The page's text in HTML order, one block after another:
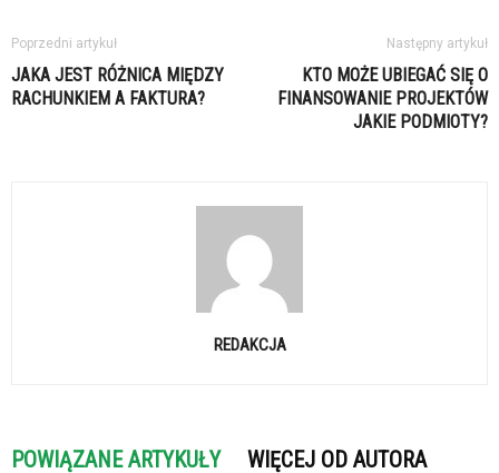
Poprzedni artykuł
JAKA JEST RÓŻNICA MIĘDZY
RACHUNKIEM A FAKTURA?
Następny artykuł
KTO MOŻE UBIEGAĆ SIĘ O
FINANSOWANIE PROJEKTÓW
JAKIE PODMIOTY?
REDAKCJA
POWIĄZANE ARTYKUŁY WIĘCEJ OD AUTORA